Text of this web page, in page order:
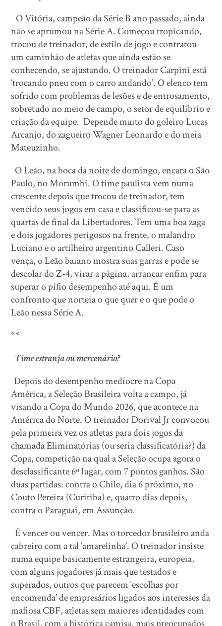
O Vitória, campeão da Série B ano passado, ainda
não se aprumou na Série A. Começou tropicando,
trocou de treinador, de estilo de jogo e contratou
um caminhão de atletas que ainda estão se
conhecendo, se ajustando. O treinador Carpini está
‘trocando pneu com o carro andando’. O elenco tem
sofrido com problemas de lesões e de entrosamento,
sobretudo no meio de campo, o setor de equilíbrio e
criação da equipe. Depende muito do goleiro Lucas
Arcanjo, do zagueiro Wagner Leonardo e do meia
Mateuzinho.
O Leão, na boca da noite de domingo, encara o São
Paulo, no Morumbi. O time paulista vem numa
crescente depois que trocou de treinador, tem
vencido seus jogos em casa e classificou-se para as
quartas de final da Libertadores. Tem uma boa zaga
e dois jogadores perigosos na frente, o malandro
Luciano e o artilheiro argentino Calleri. Caso
vença, o Leão baiano mostra suas garras e pode se
descolar do Z-4, virar a página, arrancar enfim para
superar o pífio desempenho até aqui. É um
confronto que norteia o que quer e o que pode o
Leão nessa Série A.
**
Time estranja ou mercenário?
Depois do desempenho medíocre na Copa
América, a Seleção Brasileira volta a campo, já
visando a Copa do Mundo 2026, que acontece na
América do Norte. O treinador Dorival Jr convocou
pela primeira vez os atletas para dois jogos da
chamada Eliminatórias (ou seria classificatória?) da
Copa, competição na qual a Seleção ocupa agora o
desclassificante 6º lugar, com 7 pontos ganhos. São
duas partidas: contra o Chile, dia 6 próximo, no
Couto Pereira (Curitiba) e, quatro dias depois,
contra o Paraguai, em Assunção.
É vencer ou vencer. Mas o torcedor brasileiro anda
cabreiro com a tal ‘amarelinha’. O treinador insiste
numa equipe basicamente estrangeira, europeia,
com alguns jogadores já mais que testados e
superados, outros que parecem ‘escolhas por
encomenda’ de empresários ligados aos interesses da
mafiosa CBF, atletas sem maiores identidades com